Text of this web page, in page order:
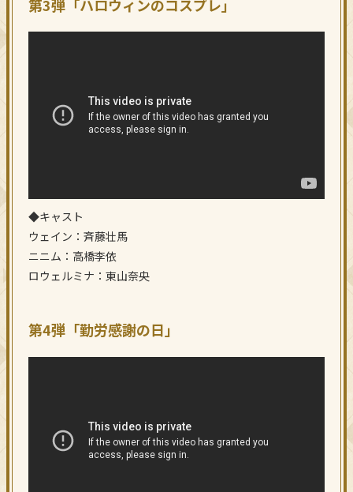
第3弾「ハロウィンのコスプレ」
◆キャスト
ウェイン：斉藤壮馬
ニニム：高橋李依
ロウェルミナ：東山奈央
第4弾「勤労感謝の日」